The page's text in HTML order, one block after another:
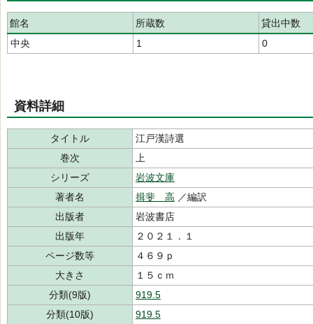
館名 所蔵数
貸出中数
中央
1 0
資料詳細
タイトル
江戸漢詩選
巻次
上
シリーズ
岩波文庫
著者名
揖斐 高 ／編訳
出版者
岩波書店
出版年
２０２１．１
ページ数等
４６９ｐ
大きさ
１５ｃｍ
分類(9版)
919.5
分類(10版)
919.5